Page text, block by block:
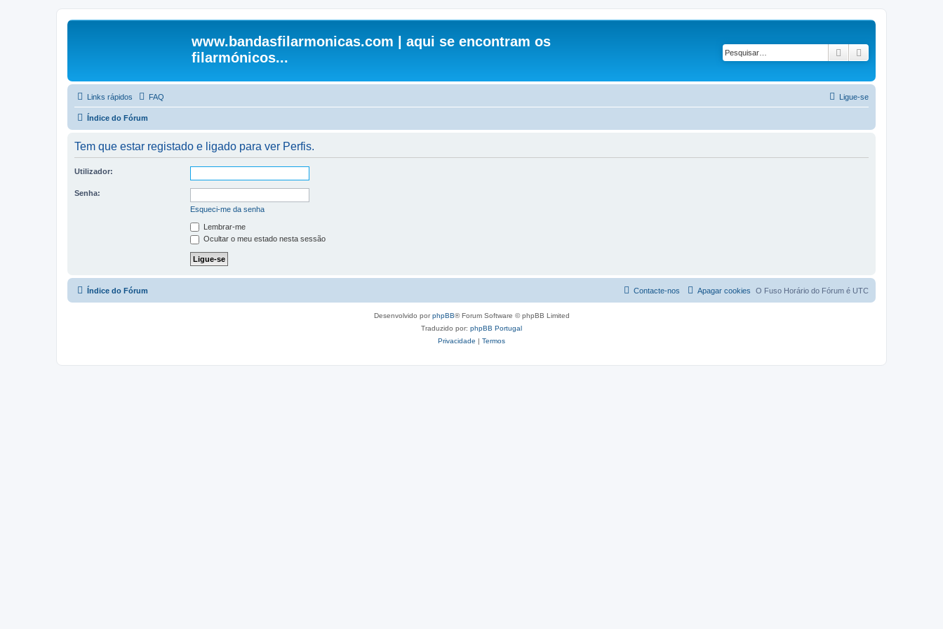
www.bandasfilarmonicas.com | aqui se encontram os
filarmónicos...
Pesquisar
Links rápidos FAQ Ligue-se
Índice do Fórum
Tem que estar registado e ligado para ver Perfis.
Utilizador:
Senha:
Esqueci-me da senha
Lembrar-me
Ocultar o meu estado nesta sessão
Índice do Fórum O Fuso Horário do Fórum é UTC
Apagar cookies
Contacte-nos
Desenvolvido porphpBB® Forum Software © phpBB Limited
Traduzido por: phpBB Portugal
Privacidade | Termos